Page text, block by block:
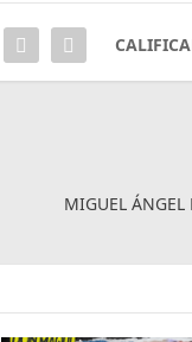
MIGUEL ÁNGEL